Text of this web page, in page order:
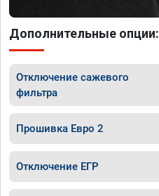
Дополнительные опции:
Отключение сажевого
фильтра
Прошивка Евро 2
Отключение ЕГР